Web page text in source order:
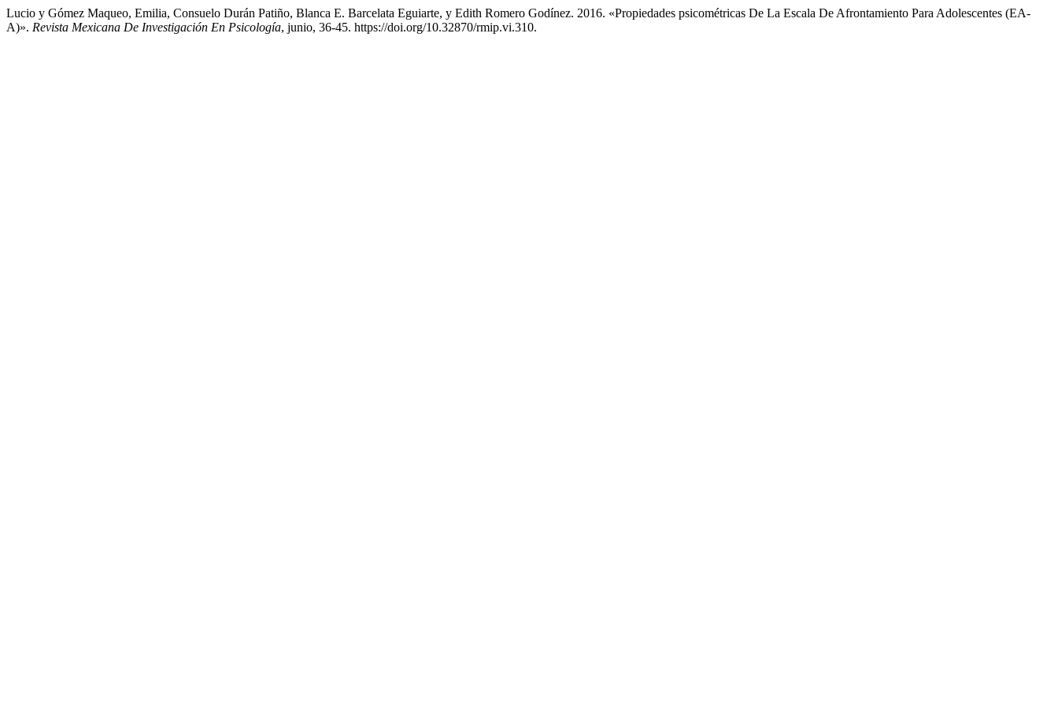
Lucio y Gómez Maqueo, Emilia, Consuelo Durán Patiño, Blanca E. Barcelata Eguiarte, y Edith Romero Godínez. 2016. «Propiedades psicométricas De La Escala De Afrontamiento Para Adolescentes (EA-
A)». Revista Mexicana De Investigación En Psicología, junio, 36-45. https://doi.org/10.32870/rmip.vi.310.